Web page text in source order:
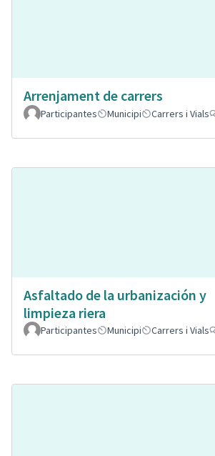
Arrenjament de carrers
Participantes
Municipi Carrers i Vials
Asfaltado de la urbanización y
limpieza riera
Participantes Municipi Carrers i Vials